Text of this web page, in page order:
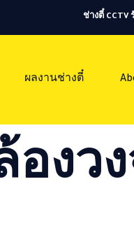
ช่างตี๋
ผลงานช่างตี๋
งว